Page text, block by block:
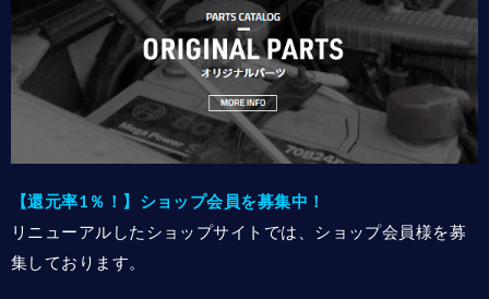
【還元率1％！】ショップ会員を募集中！
リニューアルしたショップサイトでは、ショップ会員様を募
集しております。